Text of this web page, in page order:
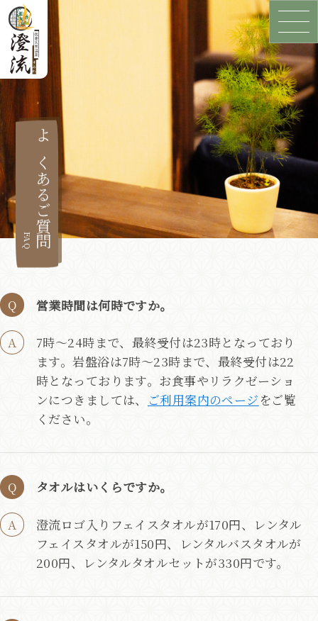
よくあるご質問
FAQ
営業時間は何時ですか。
7時～24時まで、最終受付は23時となっており
ます。岩盤浴は7時～23時まで、最終受付は22
時となっております。お食事やリラクゼーショ
ンにつきましては、
ご利用案内のページ をご覧
ください。
タオルはいくらですか。
澄流ロゴ入りフェイスタオルが170円、レンタル
フェイスタオルが150円、レンタルバスタオルが
200円、レンタルタオルセットが330円です。